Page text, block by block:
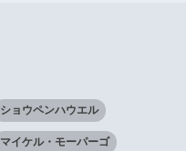
ショウペンハウエル
マイケル・モーパーゴ